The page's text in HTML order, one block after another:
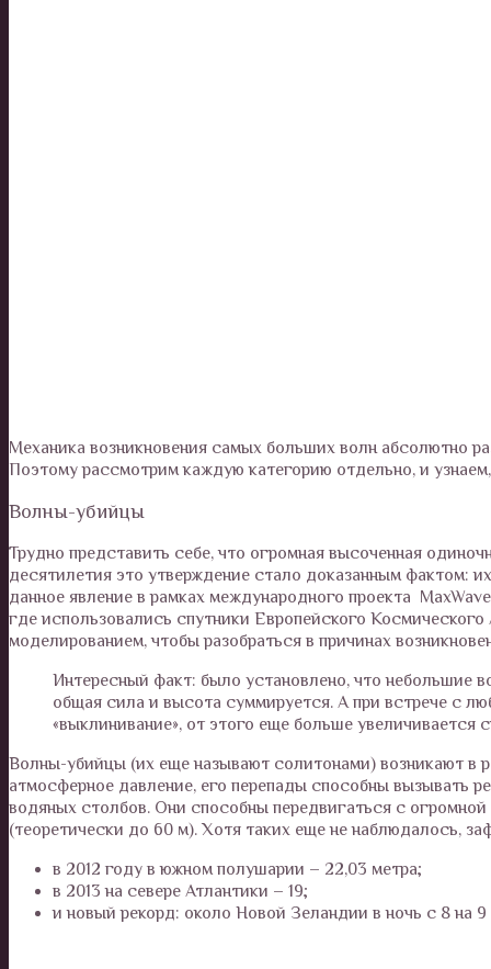
Механика возникновения самых больших волн абсолютно
Поэтому рассмотрим каждую категорию отдельно, и
Волны-убийцы
Трудно представить себе, что огромная высоченная
десятилетия это утверждение стало доказанным фактом:
данное явление в рамках международного проекта
где использовались спутники Европейского
моделированием, чтобы разобраться в причинах
Интересный факт: было установлено, что небольшие
общая сила и высота суммируется. А при встрече с
«выклинивание», от этого еще больше увеличивается
Волны-убийцы (их еще называют солитонами) возникают в
атмосферное давление, его перепады способны вызывать
водяных столбов. Они способны передвигаться с
(теоретически до 60 м). Хотя таких еще не наблюдалось,
в 2012 году в южном полушарии – 22,03 метра;
в 2013 на севере Атлантики – 19;
и новый рекорд: около Новой Зеландии в ночь с 8 на